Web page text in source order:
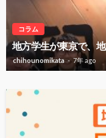
コラム
地方学生が東京で、
chihounomikata 7年 ago